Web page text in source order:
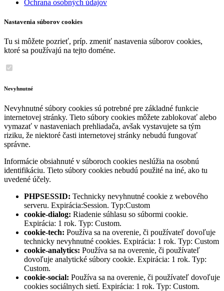
Ochrana osobných údajov
Nastavenia súborov cookies
Tu si môžete pozrieť, príp. zmeniť nastavenia súborov cookies,
ktoré sa používajú na tejto doméne.
Nevyhnutné
Nevyhnutné súbory cookies sú potrebné pre základné funkcie
internetovej stránky. Tieto súbory cookies môžete zablokovať alebo
vymazať v nastaveniach prehliadača, avšak vystavujete sa tým
riziku, že niektoré časti internetovej stránky nebudú fungovať
správne.
Informácie obsiahnuté v súboroch cookies neslúžia na osobnú
identifikáciu. Tieto súbory cookies nebudú použité na iné, ako tu
uvedené účely.
PHPSESSID: Technicky nevyhnutné cookie z webového
serveru. Expirácia:Session. Typ:Custom
cookie-dialog: Riadenie súhlasu so súbormi cookie.
Expirácia: 1 rok. Typ: Custom.
cookie-tech: Používa sa na overenie, či používateľ dovoľuje
technicky nevyhnutné cookies. Expirácia: 1 rok. Typ: Custom
cookie-analytics: Používa sa na overenie, či používateľ
dovoľuje analytické súbory cookie. Expirácia: 1 rok. Typ:
Custom.
cookie-social: Používa sa na overenie, či používateľ dovoľuje
cookies sociálnych sietí. Expirácia: 1 rok. Typ: Custom.